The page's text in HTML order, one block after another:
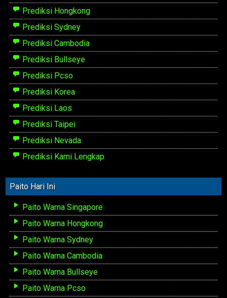
Prediksi Hongkong
Prediksi Sydney
Prediksi Cambodia
Prediksi Bullseye
Prediksi Pcso
Prediksi Korea
Prediksi Laos
Prediksi Taipei
Prediksi Nevada
Prediksi Kami Lengkap
Paito Hari Ini
Paito Warna Singapore
Paito Warna Hongkong
Paito Warna Sydney
Paito Warna Cambodia
Paito Warna Bullseye
Paito Warna Pcso